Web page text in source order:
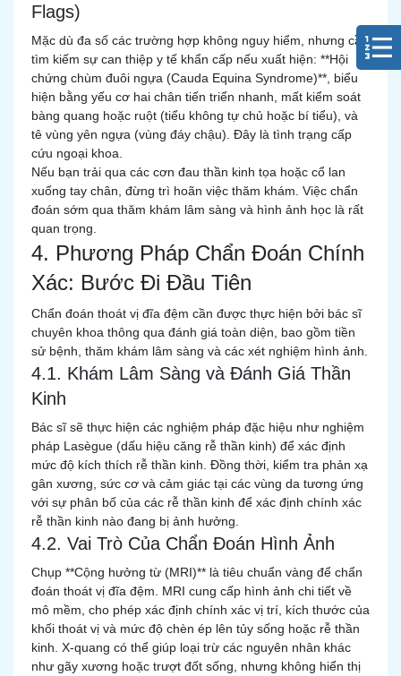
Flags)
Mặc dù đa số các trường hợp không nguy hiểm, nhưng cần
tìm kiếm sự can thiệp y tế khẩn cấp nếu xuất hiện: **Hội
chứng chùm đuôi ngựa (Cauda Equina Syndrome)**, biểu
hiện bằng yếu cơ hai chân tiến triển nhanh, mất kiểm soát
bàng quang hoặc ruột (tiểu không tự chủ hoặc bí tiểu), và
tê vùng yên ngựa (vùng đáy chậu). Đây là tình trạng cấp
cứu ngoại khoa.
Nếu bạn trải qua các cơn đau thần kinh tọa hoặc cổ lan
xuống tay chân, đừng trì hoãn việc thăm khám. Việc chẩn
đoán sớm qua thăm khám lâm sàng và hình ảnh học là rất
quan trọng.
4. Phương Pháp Chẩn Đoán Chính
Xác: Bước Đi Đầu Tiên
Chẩn đoán thoát vị đĩa đệm cần được thực hiện bởi bác sĩ
chuyên khoa thông qua đánh giá toàn diện, bao gồm tiền
sử bệnh, thăm khám lâm sàng và các xét nghiệm hình ảnh.
4.1. Khám Lâm Sàng và Đánh Giá Thần
Kinh
Bác sĩ sẽ thực hiện các nghiệm pháp đặc hiệu như nghiệm
pháp Lasègue (dấu hiệu căng rễ thần kinh) để xác định
mức độ kích thích rễ thần kinh. Đồng thời, kiểm tra phản xạ
gân xương, sức cơ và cảm giác tại các vùng da tương ứng
với sự phân bố của các rễ thần kinh để xác định chính xác
rễ thần kinh nào đang bị ảnh hưởng.
4.2. Vai Trò Của Chẩn Đoán Hình Ảnh
Chụp **Cộng hưởng từ (MRI)** là tiêu chuẩn vàng để chẩn
đoán thoát vị đĩa đệm. MRI cung cấp hình ảnh chi tiết về
mô mềm, cho phép xác định chính xác vị trí, kích thước của
khối thoát vị và mức độ chèn ép lên tủy sống hoặc rễ thần
kinh. X-quang có thể giúp loại trừ các nguyên nhân khác
như gãy xương hoặc trượt đốt sống, nhưng không hiển thị